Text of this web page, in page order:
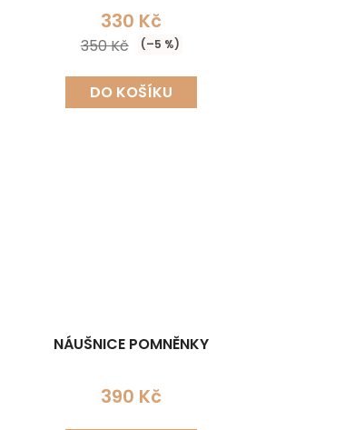
330 Kč
350 Kč (–5 %)
DO KOŠÍKU
NÁUŠNICE POMNĚNKY
390 Kč